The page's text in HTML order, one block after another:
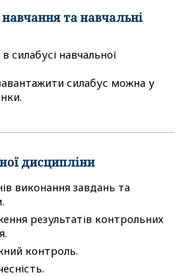
та навчальні
силабусі навчальної
силабус можна у
дисципліни
виконання завдань та
результатів контрольних
контроль.